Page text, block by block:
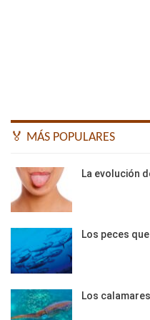
🏅 MÁS POPULARES
La evolución
Los peces
Los